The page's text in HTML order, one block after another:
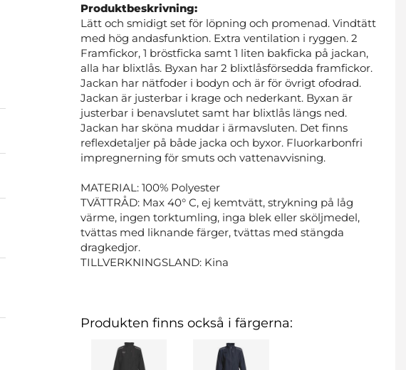
Produktbeskrivning:
Lätt och smidigt set för löpning och promenad. Vindtätt
med hög andasfunktion. Extra ventilation i ryggen. 2
Framfickor, 1 bröstficka samt 1 liten bakficka på jackan,
alla har blixtlås. Byxan har 2 blixtlåsförsedda framfickor.
Jackan har nätfoder i bodyn och är för övrigt ofodrad.
Jackan är justerbar i krage och nederkant. Byxan är
justerbar i benavslutet samt har blixtlås längs ned.
Jackan har sköna muddar i ärmavsluten. Det finns
reflexdetaljer på både jacka och byxor. Fluorkarbonfri
impregnerning för smuts och vattenavvisning.
MATERIAL: 100% Polyester
TVÄTTRÅD: Max 40° C, ej kemtvätt, strykning på låg
värme, ingen torktumling, inga blek eller sköljmedel,
tvättas med liknande färger, tvättas med stängda
dragkedjor.
TILLVERKNINGSLAND: Kina
Produkten finns också i färgerna: